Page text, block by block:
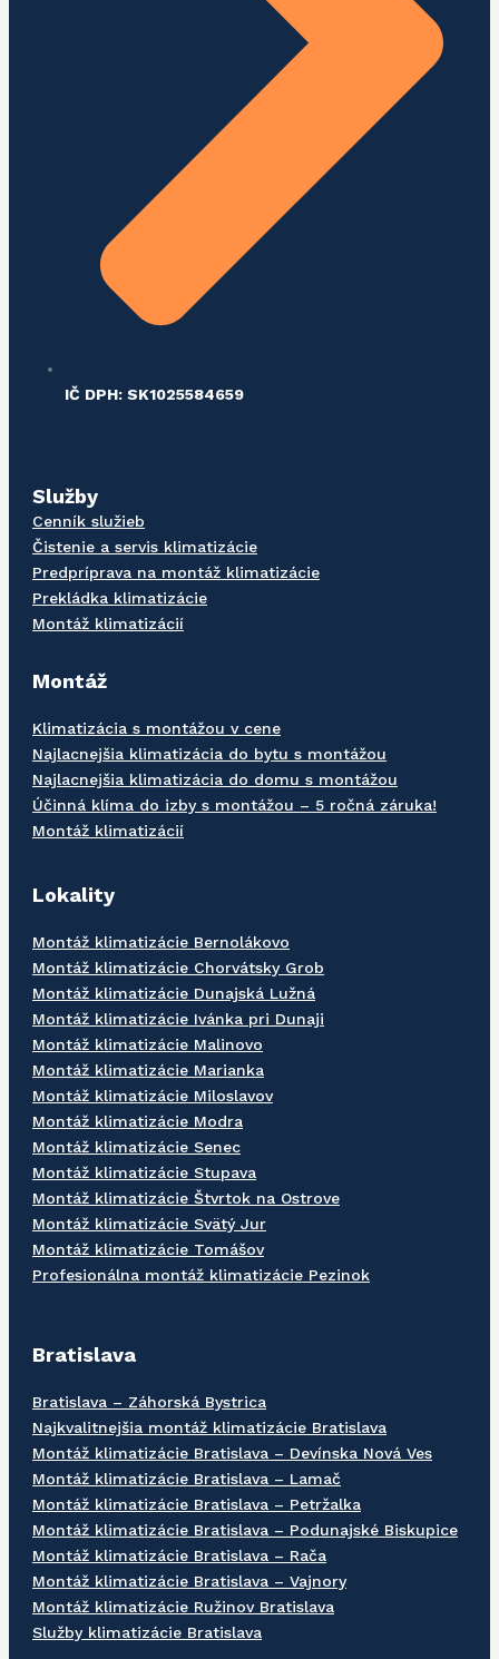
IČ DPH: SK1025584659
Služby
Cenník služieb
Čistenie a servis klimatizácie
Predpríprava na montáž klimatizácie
Prekládka klimatizácie
Montáž klimatizácií
Montáž
Klimatizácia s montážou v cene
Najlacnejšia klimatizácia do bytu s montážou
Najlacnejšia klimatizácia do domu s montážou
Účinná klíma do izby s montážou – 5 ročná záruka!
Montáž klimatizácií
Lokality
Montáž klimatizácie Bernolákovo
Montáž klimatizácie Chorvátsky Grob
Montáž klimatizácie Dunajská Lužná
Montáž klimatizácie Ivánka pri Dunaji
Montáž klimatizácie Malinovo
Montáž klimatizácie Marianka
Montáž klimatizácie Miloslavov
Montáž klimatizácie Modra
Montáž klimatizácie Senec
Montáž klimatizácie Stupava
Montáž klimatizácie Štvrtok na Ostrove
Montáž klimatizácie Svätý Jur
Montáž klimatizácie Tomášov
Profesionálna montáž klimatizácie Pezinok
Bratislava
Bratislava – Záhorská Bystrica
Najkvalitnejšia montáž klimatizácie Bratislava
Montáž klimatizácie Bratislava – Devínska Nová Ves
Montáž klimatizácie Bratislava – Lamač
Montáž klimatizácie Bratislava – Petržalka
Montáž klimatizácie Bratislava – Podunajské Biskupice
Montáž klimatizácie Bratislava – Rača
Montáž klimatizácie Bratislava – Vajnory
Montáž klimatizácie Ružinov Bratislava
Služby klimatizácie Bratislava